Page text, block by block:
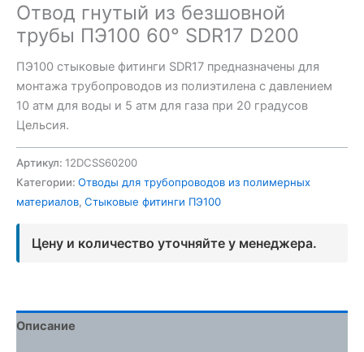
Отвод гнутый из безшовной
трубы ПЭ100 60° SDR17 D200
ПЭ100 стыковые фитинги SDR17 предназначены для
монтажа трубопроводов из полиэтилена с давлением
10 атм для воды и 5 атм для газа при 20 градусов
Цельсия.
Артикул: 12DCSS60200
Категории: Отводы для трубопроводов из полимерных
материалов, Стыковые фитинги ПЭ100
Цену и количество уточняйте у менеджера.
Описание